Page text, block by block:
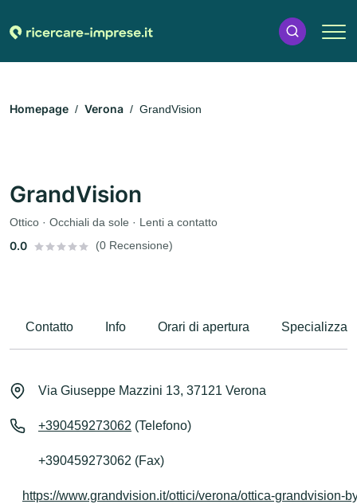
Homepage Verona GrandVision
GrandVision
Ottico · Occhiali da sole · Lenti a contatto
0.0 (0 Recensione)
Contatto Info Orari di apertura
Via Giuseppe Mazzini 13, 37121 Verona
+390459273062 (Telefono)
+390459273062 (Fax)
https://www.grandvision.it/ottici/verona/ottica-grandvision-